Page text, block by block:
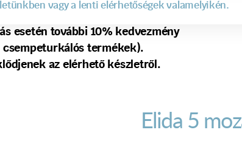
vagy a lenti elérhetőségek valamelyikén.
esetén további 10% kedvezmény
csempeturkálós termékek).
az elérhető készletről.
Elida 5